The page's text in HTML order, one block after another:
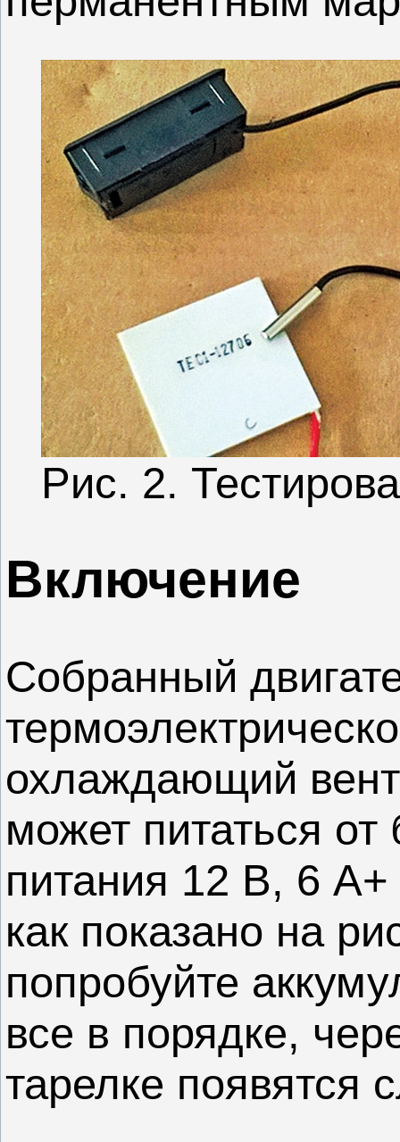
Рис. 2.
Включение
Собранный
охлаждающий
может питаться
питания 12 В, 6
как показано на
попробуйте
все в порядке,
тарелке появятся